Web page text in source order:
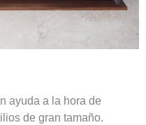
ayuda a la hora de
de gran tamaño.